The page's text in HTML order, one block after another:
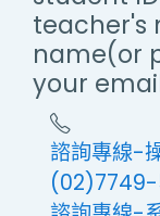
teacher's
name(or
your
諮詢專線-